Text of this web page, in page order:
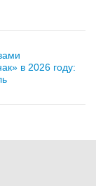
в 2026 году: